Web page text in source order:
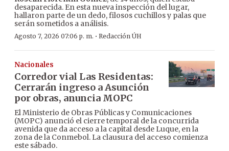
desaparecida. En esta nueva inspección del lugar,
hallaron parte de un dedo, filosos cuchillos y palas que
serán sometidos a análisis.
Agosto 7, 2026 07:06 p. m. · Redacción ÚH
Nacionales
Corredor vial Las Residentas:
Cerrarán ingreso a Asunción
por obras, anuncia MOPC
El Ministerio de Obras Públicas y Comunicaciones
(MOPC) anunció el cierre temporal de la concurrida
avenida que da acceso a la capital desde Luque, en la
zona de la Conmebol. La clausura del acceso comienza
este sábado.